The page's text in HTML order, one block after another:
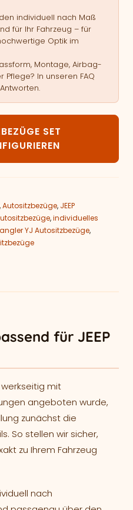
individuell nach Maß
für Ihr Fahrzeug – für
Optik im
Montage, Airbag-
Pflege? In unseren FAQ
JEEP Wrangler YJ Menge
SET
,Autositzbezüge, JEEP
,individuelles
YJ Autositzbezüge,
für JEEP
mit
angeboten wurde,
zunächst die
So stellen wir sicher,
zu Ihrem Fahrzeug
nach